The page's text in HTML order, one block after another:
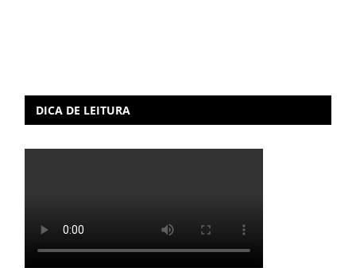
DICA DE LEITURA